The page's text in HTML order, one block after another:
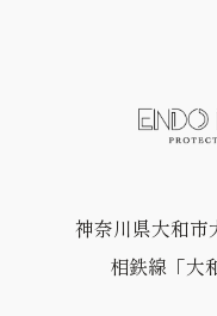
神奈川県大和市
相鉄線「大